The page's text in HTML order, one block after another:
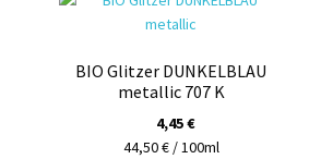
können
BIO Glitzer DUNKELBLAU
metallic 707 K
4,45€
44,50 € / 100ml